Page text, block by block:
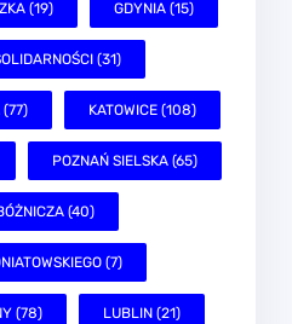
(19) GDYNIA (15)
(31)
(77) KATOWICE (108)
POZNAŃ SIELSKA (65)
(40)
(7)
(78) LUBLIN (21)